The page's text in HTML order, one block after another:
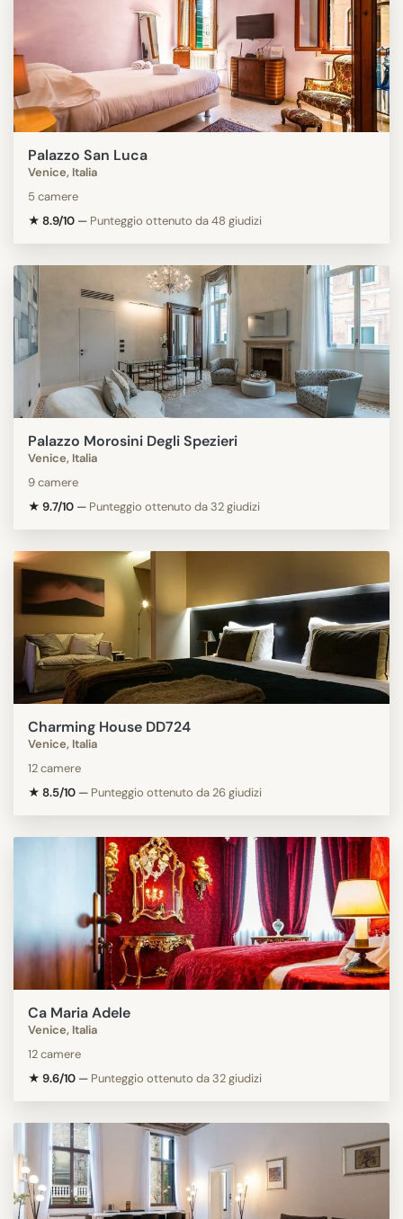
Palazzo San Luca
Venice, Italia
5 camere
★ 8.9/10 — Punteggio ottenuto da 48 giudizi
Palazzo Morosini Degli Spezieri
Venice, Italia
9 camere
★ 9.7/10 — Punteggio ottenuto da 32 giudizi
Charming House DD724
Venice, Italia
12 camere
★ 8.5/10 — Punteggio ottenuto da 26 giudizi
Ca Maria Adele
Venice, Italia
12 camere
★ 9.6/10 — Punteggio ottenuto da 32 giudizi